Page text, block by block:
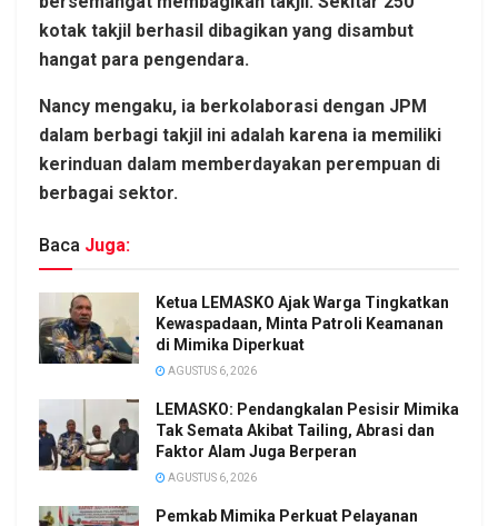
kotak takjil berhasil dibagikan yang disambut
hangat para pengendara.
Nancy mengaku, ia berkolaborasi dengan JPM
dalam berbagi takjil ini adalah karena ia memiliki
kerinduan dalam memberdayakan perempuan di
berbagai sektor.
Baca Juga:
Ketua LEMASKO Ajak Warga Tingkatkan
Kewaspadaan, Minta Patroli Keamanan
di Mimika Diperkuat
AGUSTUS 6, 2026
LEMASKO: Pendangkalan Pesisir Mimika
Tak Semata Akibat Tailing, Abrasi dan
Faktor Alam Juga Berperan
AGUSTUS 6, 2026
Pemkab Mimika Perkuat Pelayanan